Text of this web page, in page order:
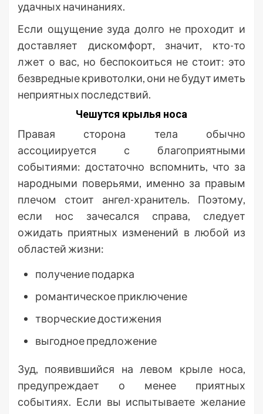
удачных начинаниях.
Если ощущение зуда долго не проходит и
доставляет дискомфорт, значит, кто-то
лжет о вас, но беспокоиться не стоит: это
безвредные кривотолки, они не будут иметь
неприятных последствий.
Чешутся крылья носа
Правая сторона тела обычно
ассоциируется с благоприятными
событиями: достаточно вспомнить, что за
народными поверьями, именно за правым
плечом стоит ангел-хранитель. Поэтому,
если нос зачесался справа, следует
ожидать приятных изменений в любой из
областей жизни:
получение подарка
романтическое приключение
творческие достижения
выгодное предложение
Зуд, появившийся на левом крыле носа,
предупреждает о менее приятных
событиях. Если вы испытываете желание